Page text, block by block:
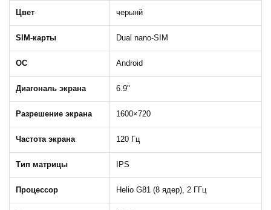
Цвет черынй
SIM-карты Dual nano-SIM
ОС Android
Диагональ экрана 6.9"
Разрешение экрана 1600×720
Частота экрана 120 Гц
Тип матрицы IPS
Процессор Helio G81 (8 ядер), 2 ГГц